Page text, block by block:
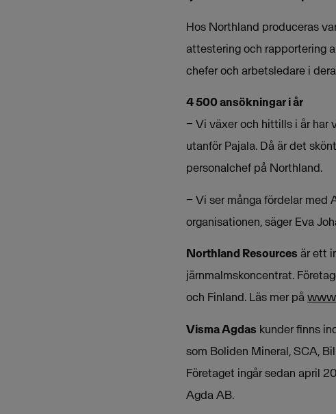
Hos Northland produceras
attestering och rapportering
chefer och arbetsledare i
4 500 ansökningar i år
− Vi växer och hittills i år har
utanför Pajala. Då är det
personalchef på Northland.
− Vi ser många fördelar med
organisationen, säger Eva
Northland Resources är ett
järnmalmskoncentrat.
och Finland. Läs mer på
Visma Agdas kunder finns
som Boliden Mineral, SCA,
Företaget ingår sedan april
Agda AB.